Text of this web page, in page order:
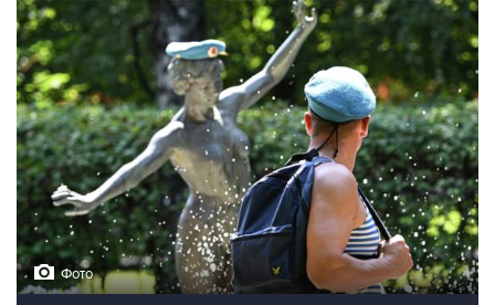
Фото